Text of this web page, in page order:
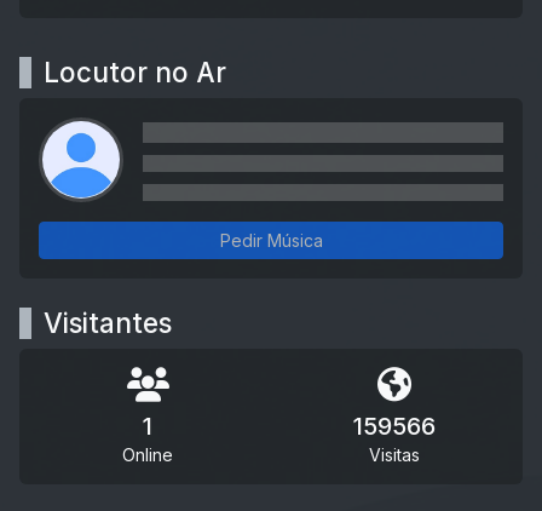
Locutor no Ar
Pedir Música
Visitantes
1
Online
159566
Visitas